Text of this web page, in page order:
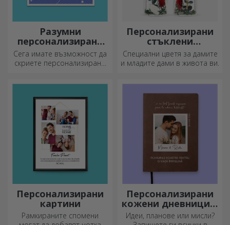
Разумни
персонализирани
поздравителни
картички и
картички
Сега имате възможност да
скриете персонализирано
Персонализирани
стъклени
орнаменти с
консервирани
цветя
Специални цветя за дамите
и младите дами в живота ви.
Персонализирани
картини
Рамкираните спомени
Персонализирани
кожени дневници в
цвят
Идеи, планове или мисли?